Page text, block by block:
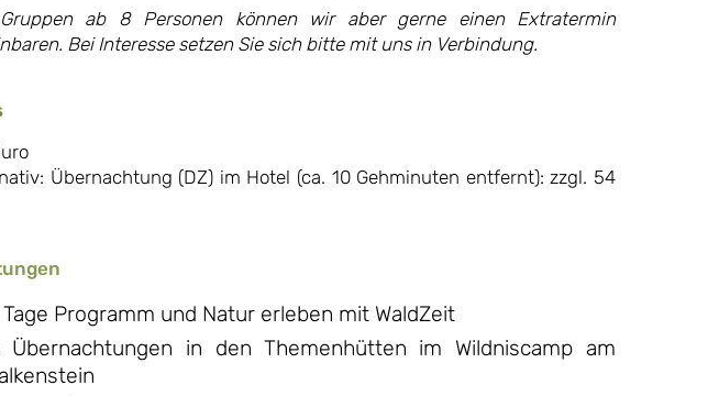
ab 8 Personen können wir aber gerne einen Extratermin
Bei Interesse setzen Sie sich bitte mit uns in Verbindung.
Übernachtung (DZ) im Hotel (ca. 10 Gehminuten entfernt): zzgl. 54
Tage Programm und Natur erleben mit WaldZeit
Übernachtungen in den Themenhütten im Wildniscamp am